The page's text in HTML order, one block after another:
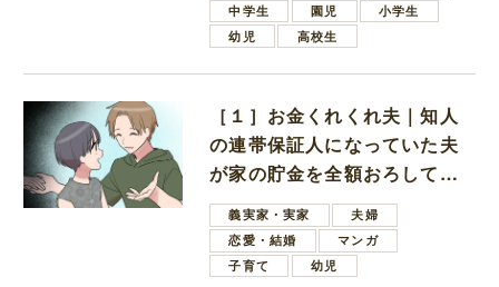
中学生
園児
小学生
幼児
高校生
［１］お金くれくれ夫｜知人
の連帯保証人になっていた夫
が家の貯金を全額おろしてほ
しいと言ってきた
義実家・実家
夫婦
恋愛・結婚
マンガ
子育て
幼児